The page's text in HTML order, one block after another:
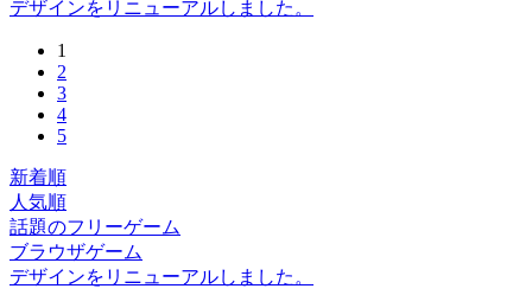
デザインをリニューアルしました。
1
2
3
4
5
新着順
人気順
話題のフリーゲーム
ブラウザゲーム
デザインをリニューアルしました。